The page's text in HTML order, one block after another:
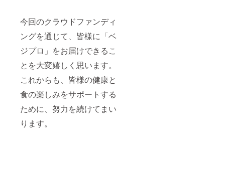
今回のクラウドファンディ
ングを通じて、皆様に「ベ
ジプロ」をお届けできるこ
とを大変嬉しく思います。
これからも、皆様の健康と
食の楽しみをサポートする
ために、努力を続けてまい
ります。